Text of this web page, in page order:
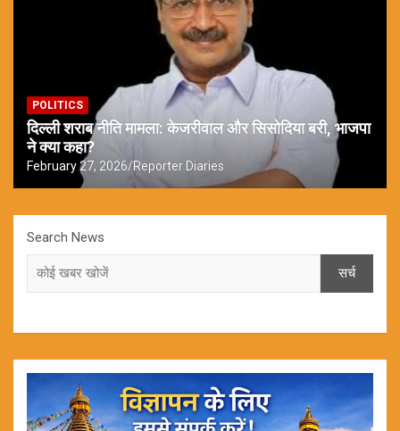
POLITICS
दिल्ली शराब नीति मामला: केजरीवाल और सिसोदिया बरी, भाजपा
ने क्या कहा?
February 27, 2026 Reporter Diaries
Search News
सर्च